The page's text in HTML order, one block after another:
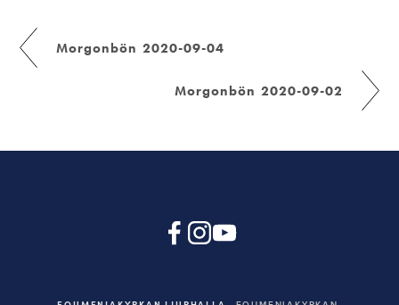
Morgonbön 2020-09-04
Morgonbön 2020-09-02